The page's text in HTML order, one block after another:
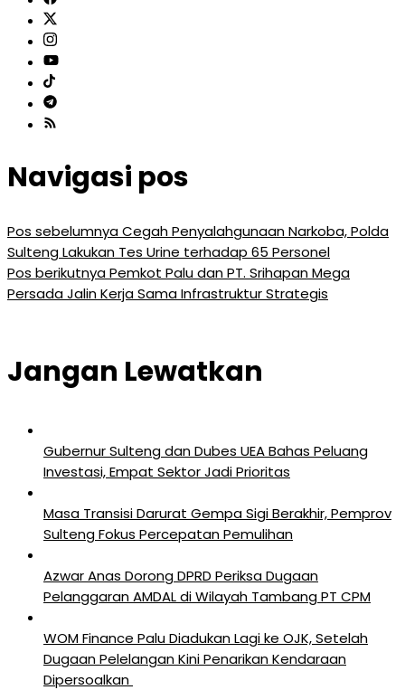
Navigasi pos
Pos sebelumnyaCegah Penyalahgunaan Narkoba, Polda
Sulteng Lakukan Tes Urine terhadap 65 Personel
Pos berikutnyaPemkot Palu dan PT. Srihapan Mega
Persada Jalin Kerja Sama Infrastruktur Strategis
Jangan Lewatkan
Gubernur Sulteng dan Dubes UEA Bahas Peluang
Investasi, Empat Sektor Jadi Prioritas
Masa Transisi Darurat Gempa Sigi Berakhir, Pemprov
Sulteng Fokus Percepatan Pemulihan
Azwar Anas Dorong DPRD Periksa Dugaan
Pelanggaran AMDAL di Wilayah Tambang PT CPM
‎WOM Finance Palu Diadukan Lagi ke OJK, Setelah
Dugaan Pelelangan Kini Penarikan Kendaraan
Dipersoalkan ‎